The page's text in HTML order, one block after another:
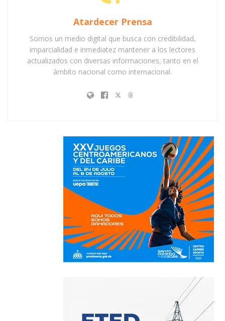
Atardecer Prensa
Somos un medio digital que busca con credibilidad,
imparcialidad e inmediatez mantener a los lectores
actualizados con diversas informaciones, tanto en el
ámbito nacional como internacional.